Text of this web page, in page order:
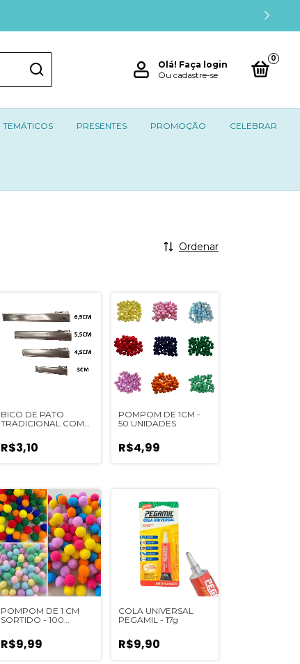
Olá! Faça login
Ou cadastre-se
0
TEMÁTICOS PRESENTES PROMOÇÃO CELEBRAR
Ordenar
BICO DE PATO
TRADICIONAL COM
O TAMANHO) - 10UN
R$3,10
POMPOM DE 1CM -
50 UNIDADES
R$4,99
POMPOM DE 1 CM
SORTIDO - 100
R$9,99
COLA UNIVERSAL
PEGAMIL - 17g
R$9,90